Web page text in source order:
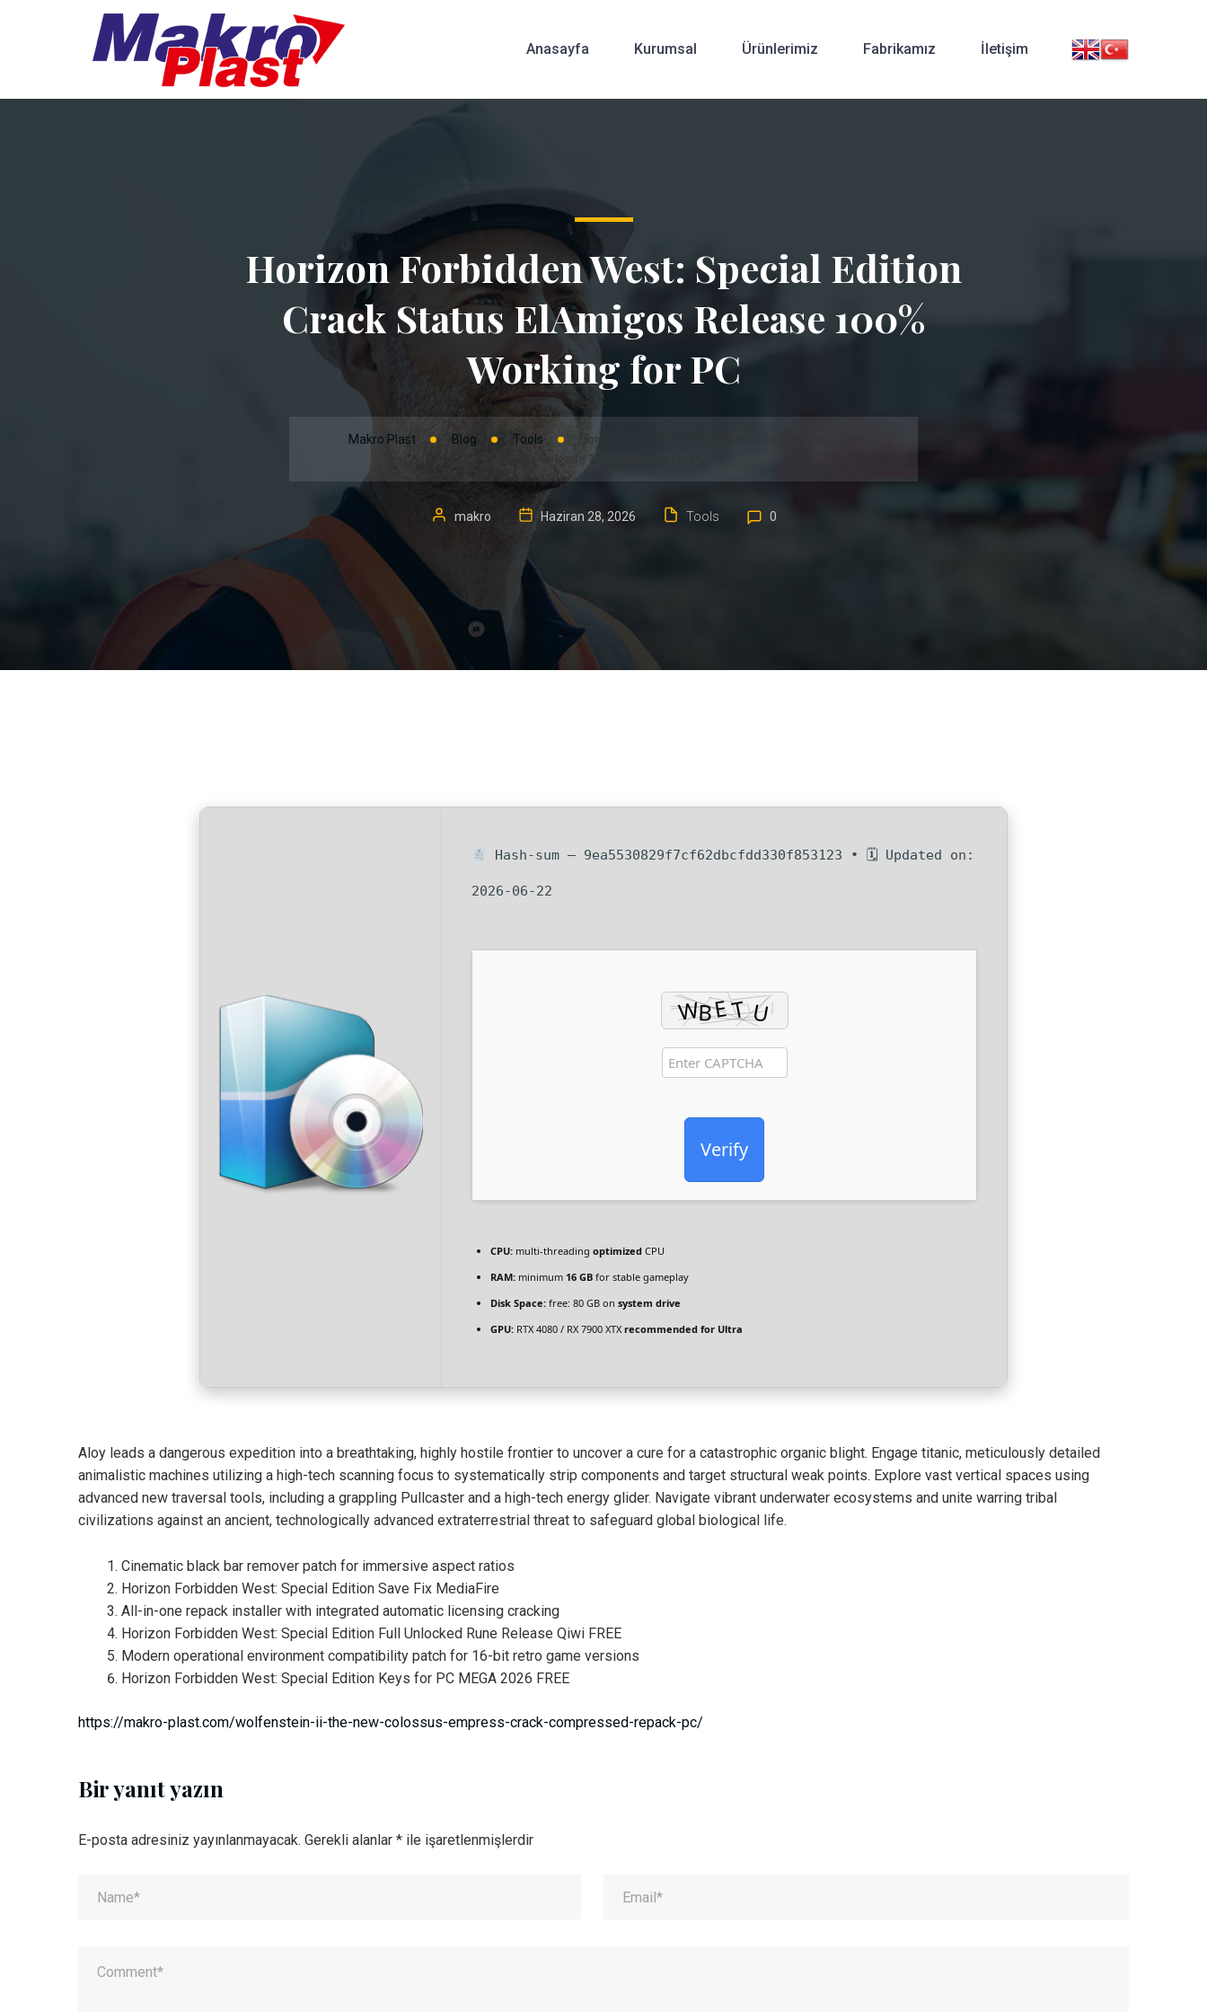
Anasayfa Kurumsal Ürünlerimiz Fabrikamız İletişim
Horizon Forbidden West: Special Edition
Crack Status ElAmigos Release 100%
Working for PC
Makro Plast Blog Tools
Horizon Forbidden West: Special Edition Crack Status
ElAmigos Release 100% Working for PC
makro Haziran 28, 2026 Tools 0
Hash-sum — 9ea5530829f7cf62dbcfdd330f853123 • 🗓 Updated on:
2026-06-22
Verify
CPU: multi-threading optimized CPU
RAM: minimum 16 GB for stable gameplay
Disk Space: free: 80 GB on system drive
GPU: RTX 4080 / RX 7900 XTXrecommended for Ultra
Aloy leads a dangerous expedition into a breathtaking, highly hostile frontier to uncover a cure for a catastrophic organic blight. Engage titanic, meticulously detailed
animalistic machines utilizing a high-tech scanning focus to systematically strip components and target structural weak points. Explore vast vertical spaces using
advanced new traversal tools, including a grappling Pullcaster and a high-tech energy glider. Navigate vibrant underwater ecosystems and unite warring tribal
civilizations against an ancient, technologically advanced extraterrestrial threat to safeguard global biological life.
Cinematic black bar remover patch for immersive aspect ratios
Horizon Forbidden West: Special Edition Save Fix MediaFire
All-in-one repack installer with integrated automatic licensing cracking
Horizon Forbidden West: Special Edition Full Unlocked Rune Release Qiwi FREE
Modern operational environment compatibility patch for 16-bit retro game versions
Horizon Forbidden West: Special Edition Keys for PC MEGA 2026 FREE
https://makro-plast.com/wolfenstein-ii-the-new-colossus-empress-crack-compressed-repack-pc/
Bir yanıt yazın
E-posta adresiniz yayınlanmayacak. Gerekli alanlar * ile işaretlenmişlerdir